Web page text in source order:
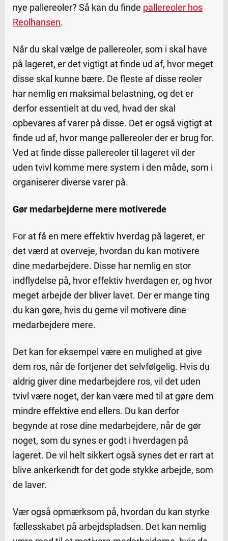
nye pallereoler? Så kan du finde pallereoler hos
Reolhansen.
Når du skal vælge de pallereoler, som i skal have
på lageret, er det vigtigt at finde ud af, hvor meget
disse skal kunne bære. De fleste af disse reoler
har nemlig en maksimal belastning, og det er
derfor essentielt at du ved, hvad der skal
opbevares af varer på disse. Det er også vigtigt at
finde ud af, hvor mange pallereoler der er brug for.
Ved at finde disse pallereoler til lageret vil der
uden tvivl komme mere system i den måde, som i
organiserer diverse varer på.
Gør medarbejderne mere motiverede
For at få en mere effektiv hverdag på lageret, er
det værd at overveje, hvordan du kan motivere
dine medarbejdere. Disse har nemlig en stor
indflydelse på, hvor effektiv hverdagen er, og hvor
meget arbejde der bliver lavet. Der er mange ting
du kan gøre, hvis du gerne vil motivere dine
medarbejdere mere.
Det kan for eksempel være en mulighed at give
dem ros, når de fortjener det selvfølgelig. Hvis du
aldrig giver dine medarbejdere ros, vil det uden
tvivl være noget, der kan være med til at gøre dem
mindre effektive end ellers. Du kan derfor
begynde at rose dine medarbejdere, når de gør
noget, som du synes er godt i hverdagen på
lageret. De vil helt sikkert også synes det er rart at
blive ankerkendt for det gode stykke arbejde, som
de laver.
Vær også opmærksom på, hvordan du kan styrke
fællesskabet på arbejdspladsen. Det kan nemlig